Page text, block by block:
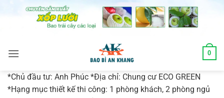
0
*Chủ đầu tư: Anh Phúc *Địa chỉ: Chung cư ECO GREEN
*Hạng mục thiết kế thi công: 1 phòng khách, 2 phòng ngủ